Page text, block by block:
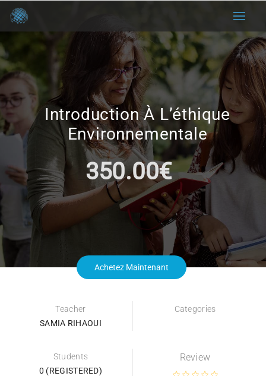
Introduction À L’éthique
Environnementale
350.00€
Achetez Maintenant
Teacher
SAMIA RIHAOUI
Categories
Students
0 (REGISTERED)
Review